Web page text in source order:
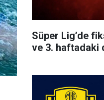
Süper Lig’de
ve 3. haftadaki